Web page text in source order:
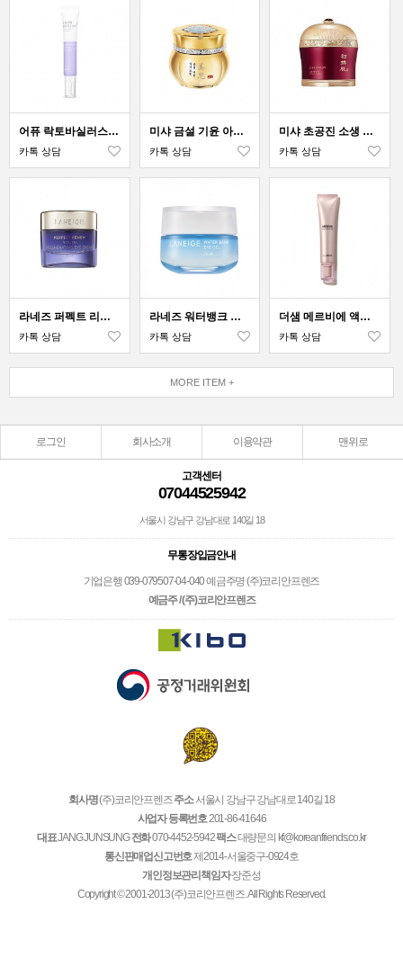
어퓨 락토바실러스 보습 아이크림
카톡 상담
미샤 금설 기윤 아이크림
카톡 상담
미샤 초공진 소생 아이크림
카톡 상담
라네즈 퍼펙트 리뉴 유스 리제너레이팅 아이 크림
카톡 상담
라네즈 워터뱅크 아이 젤
카톡 상담
더샘 메르비에 액티바이옴 아이 크림
카톡 상담
MORE ITEM +
로그인 회사소개 이용약관 맨위로
고객센터
07044525942
서울시 강남구 강남대로 140길 18
무통장입금안내
기업은행 039-079507-04-040 예금주명 (주)코리안프렌즈
예금주 / (주)코리안프렌즈
회사명(주)코리안프렌즈주소서울시 강남구 강남대로 140길 18
사업자 등록번호201-86-41646
대표JANG JUNSUNG 전화070-4452-5942팩스대량문의 kf@koreanfriends.co.kr
통신판매업신고번호제2014-서울중구-0924호
개인정보관리책임자장준성
Copyright © 2001-2013 (주)코리안프렌즈. All Rights Reserved.